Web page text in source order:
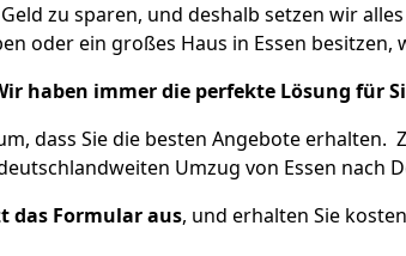
zu sparen, und deshalb setzen wir
oder ein großes Haus in Essen besitzen,
haben immer die perfekte Lösung für
dass Sie die besten Angebote erhalten.
Umzug von Essen nach
das Formular aus, und erhalten Sie